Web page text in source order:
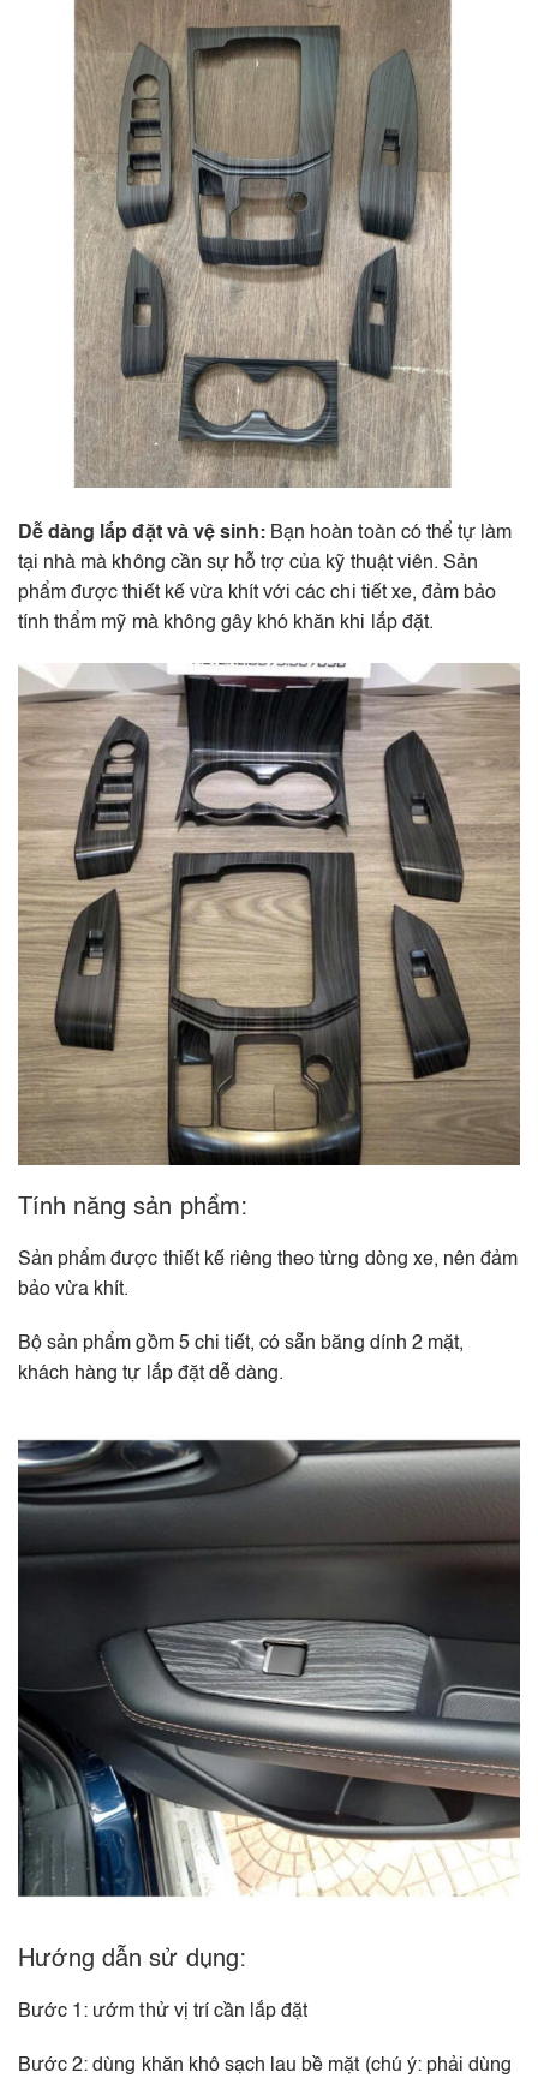
Dễ dàng lắp đặt và vệ sinh: Bạn hoàn toàn có thể tự làm
tại nhà mà không cần sự hỗ trợ của kỹ thuật viên. Sản
phẩm được thiết kế vừa khít với các chi tiết xe, đảm bảo
tính thẩm mỹ mà không gây khó khăn khi lắp đặt.
Tính năng sản phẩm:
Sản phẩm được thiết kế riêng theo từng dòng xe, nên đảm
bảo vừa khít.
Bộ sản phẩm gồm 5 chi tiết, có sẵn băng dính 2 mặt,
khách hàng tự lắp đặt dễ dàng.
Hướng dẫn sử dụng:
Bước 1: ướm thử vị trí cần lắp đặt
Bước 2: dùng khăn khô sạch lau bề mặt (chú ý: phải dùng